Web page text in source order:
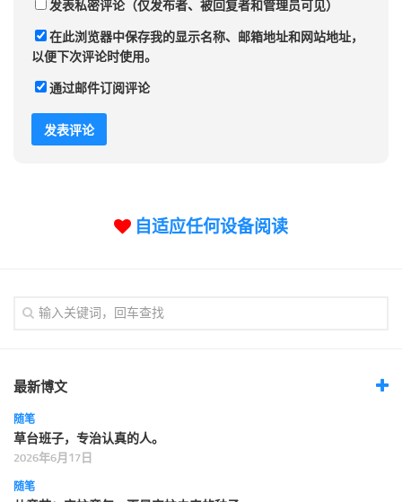
发表私密评论（仅发布者、被回复者和管理员可见）
在此浏览器中保存我的显示名称、邮箱地址和网站地址，
以便下次评论时使用。
通过邮件订阅评论
自适应任何设备阅读
最新博文
随笔
草台班子，专治认真的人。
2026年6月17日
随笔